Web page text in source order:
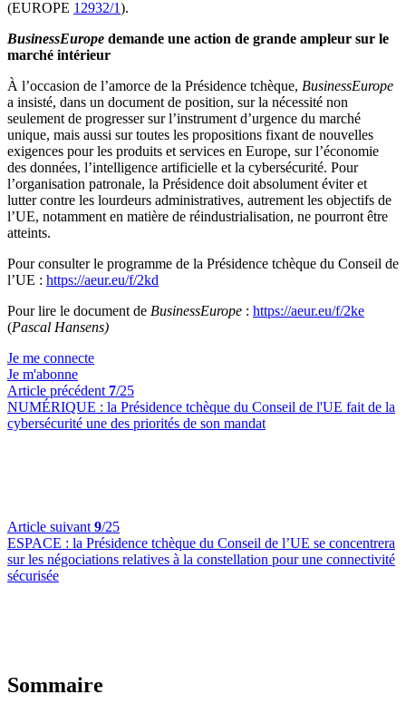
(EUROPE 12932/1).
BusinessEurope demande une action de grande ampleur sur le
marché intérieur
À l’occasion de l’amorce de la Présidence tchèque, BusinessEurope
a insisté, dans un document de position, sur la nécessité non
seulement de progresser sur l’instrument d’urgence du marché
unique, mais aussi sur toutes les propositions fixant de nouvelles
exigences pour les produits et services en Europe, sur l’économie
des données, l’intelligence artificielle et la cybersécurité. Pour
l’organisation patronale, la Présidence doit absolument éviter et
lutter contre les lourdeurs administratives, autrement les objectifs de
l’UE, notamment en matière de réindustrialisation, ne pourront être
atteints.
Pour consulter le programme de la Présidence tchèque du Conseil de
l’UE : https://aeur.eu/f/2kd
Pour lire le document de BusinessEurope : https://aeur.eu/f/2ke
(Pascal Hansens)
Je me connecte
Je m'abonne
Article précédent 7/25
NUMÉRIQUE : la Présidence tchèque du Conseil de l'UE fait de la
cybersécurité une des priorités de son mandat
Article suivant 9/25
ESPACE : la Présidence tchèque du Conseil de l’UE se concentrera
sur les négociations relatives à la constellation pour une connectivité
sécurisée
Sommaire